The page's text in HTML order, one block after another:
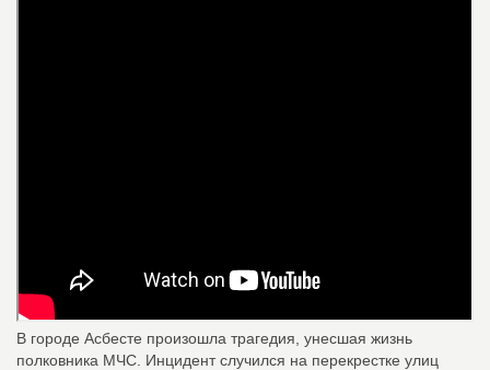
В городе Асбесте произошла трагедия, унесшая жизнь
полковника МЧС. Инцидент случился на перекрестке улиц